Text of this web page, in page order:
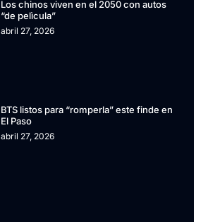
Los chinos viven en el 2050 con autos
“de pelìcula”
abril 27, 2026
BTS listos para “romperla” este finde en
El Paso
abril 27, 2026